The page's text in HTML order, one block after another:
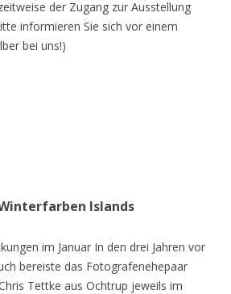
der Zugang zur Ausstellung
informieren Sie sich vor einem
bei uns!)
Islands
im Januar In den drei Jahren vor
bereiste das Fotografenehepaar
Tettke aus Ochtrup jeweils im